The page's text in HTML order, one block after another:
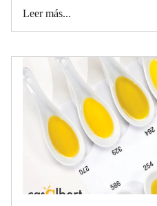
Leer más...